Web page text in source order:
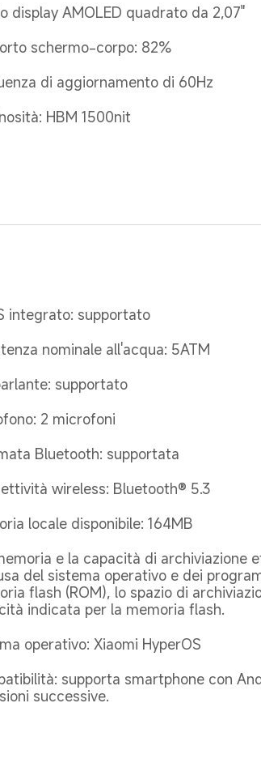
display AMOLED quadrato da 2,07"
schermo-corpo: 82%
di aggiornamento di 60Hz
HBM 1500nit
integrato: supportato
nominale all'acqua: 5ATM
supportato
2 microfoni
Bluetooth: supportata
wireless: Bluetooth® 5.3
locale disponibile: 164MB
e la capacità di archiviazione
del sistema operativo e dei
flash (ROM), lo spazio di
indicata per la memoria flash.
operativo: Xiaomi HyperOS
supporta smartphone con
successive.